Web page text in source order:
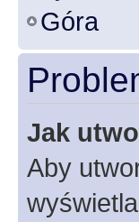
Góra
Jak
Aby